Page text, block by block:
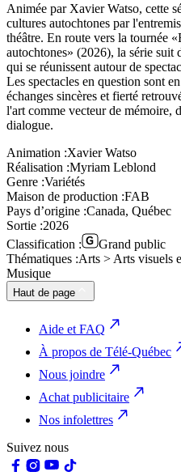
Animée par Xavier Watso, cette
cultures autochtones par
théâtre. En route vers la tournée
autochtones» (2026), la série suit
qui se réunissent autour de
Les spectacles en question sont
échanges sincères et fierté
l'art comme vecteur de mémoire,
dialogue.
Animation :Xavier Watso
Réalisation :Myriam Leblond
Genre :Variétés
Maison de production :FAB
Pays d’origine :Canada, Québec
Sortie :2026
Classification :
Grand public
Thématiques :Arts > Arts visuels
Musique
Haut de page
Aide et FAQ
À propos de Télé-Québec
Nous joindre
Achat publicitaire
Nos infolettres
Suivez nous